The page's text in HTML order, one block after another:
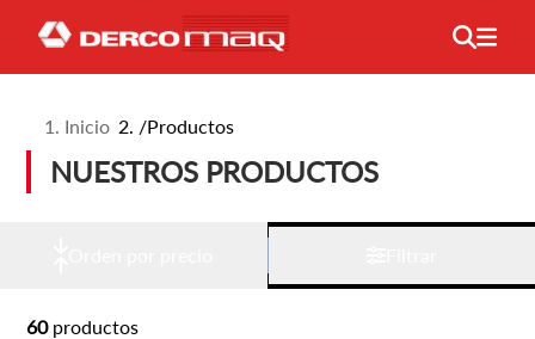
Inicio /Productos
NUESTROS PRODUCTOS
60productos